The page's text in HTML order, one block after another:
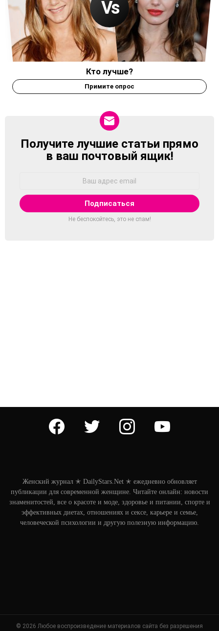
Кто лучше?
Примите опрос
NEWSLETTER
Получите лучшие статьи прямо
в ваш почтовый ящик!
Не беспокойтесь, это не спам!
facebook twitter instagram
Женский журнал ✭ DailyStars.Net ✭ ежедневно обновляет
публикации для современной женщине. Читайте онлайн: новости
знаменитостей, все о красоте и моде, здоровье и питании, спорте и
эффективных диетах, отношениях и сексе, карьере и семье,
человеческой психологии и другую полезную информацию.
© 2026 Любое воспроизведение материалов сайта без разрешения